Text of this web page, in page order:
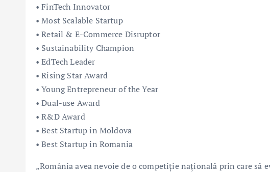
• FinTech Innovator
• Most Scalable Startup
• Retail & E-Commerce Disruptor
• Sustainability Champion
• EdTech Leader
• Rising Star Award
• Young Entrepreneur of the Year
• Dual-use Award
• R&D Award
• Best Startup in Moldova
• Best Startup in Romania
„România avea nevoie de o competiție națională prin care